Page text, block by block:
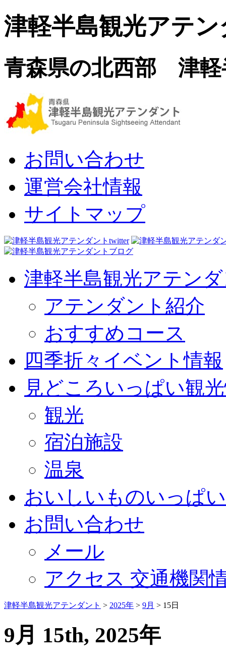
津軽半島観光アテ
青森県の北西部 津軽
お問い合わせ
運営会社情報
サイトマップ
津軽半島観光アテン
アテンダント紹介
おすすめコース
四季折々イベント情報
見どころいっぱい観
観光
宿泊施設
温泉
おいしいものいっぱ
お問い合わせ
メール
アクセス 交通機関
津軽半島観光アテンダント > 2025年 > 9月 > 15日
9月 15th, 2025年